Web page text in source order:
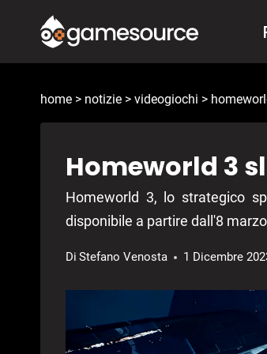
contenuto
home > notizie > videogiochi >
Homeworld 3
Homeworld 3, lo strategico
disponibile a partire dall'8
Di Stefano Venosta 1 Dicembre